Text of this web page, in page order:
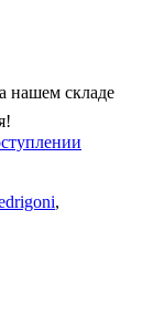
нашем складе
,